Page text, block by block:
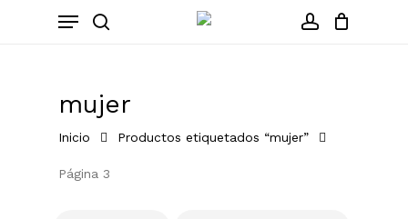
Menu
mujer
Inicio Productos etiquetados “mujer”
Página 3